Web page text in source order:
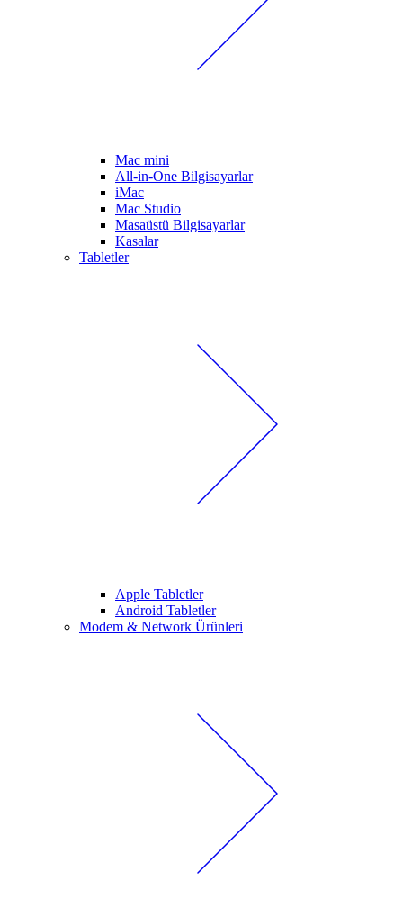
Mac mini
All-in-One Bilgisayarlar
iMac
Mac Studio
Masaüstü Bilgisayarlar
Kasalar
Tabletler
Apple Tabletler
Android Tabletler
Modem & Network Ürünleri